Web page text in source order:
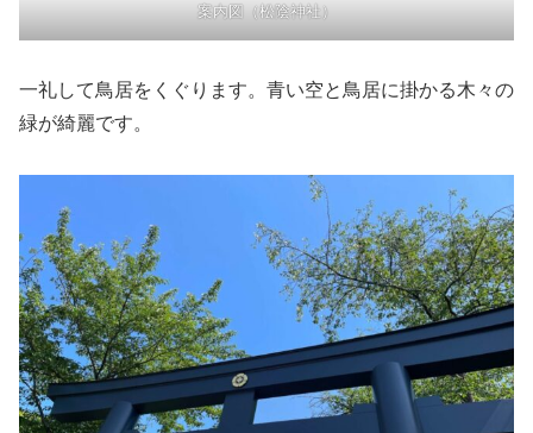
案内図（松陰神社）
一礼して鳥居をくぐります。青い空と鳥居に掛かる木々の
緑が綺麗です。